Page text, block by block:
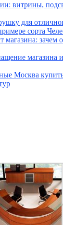
витрины,
для
сорта
магазина: зачем
магазина
Москва